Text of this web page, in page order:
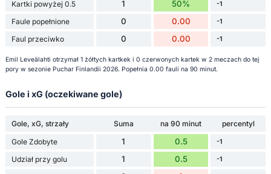
Kartki powyżej 0.5 1 50% -1
Faule popełnione 0 0.00 -1
Faul przeciwko 0 0.00 -1
Emil Leveälahti otrzymał 1 żółtych kartkek i 0 czerwonych kartek w 2 meczach do tej
pory w sezonie Puchar Finlandii 2026. Popełnia 0.00 fauli na 90 minut.
Gole i xG (oczekiwane gole)
Gole, xG, strzały Suma na 90 minut
percentyl
Gole Zdobyte
1 0.5 -1
Udział przy golu 1 0.5 -1